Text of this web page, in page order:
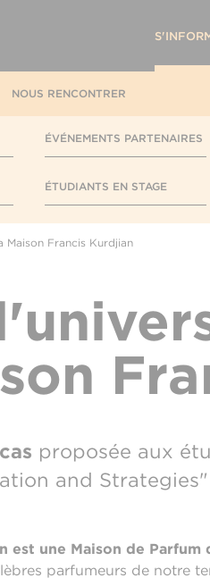
NOUS RENCONTRER
ÉVÉNEMENTS PARTENAIRES
ÉTUDIANTS EN STAGE
Maison Francis Kurdjian
proposée aux
and Strategies"
est une Maison de Parfum
parfumeurs de notre